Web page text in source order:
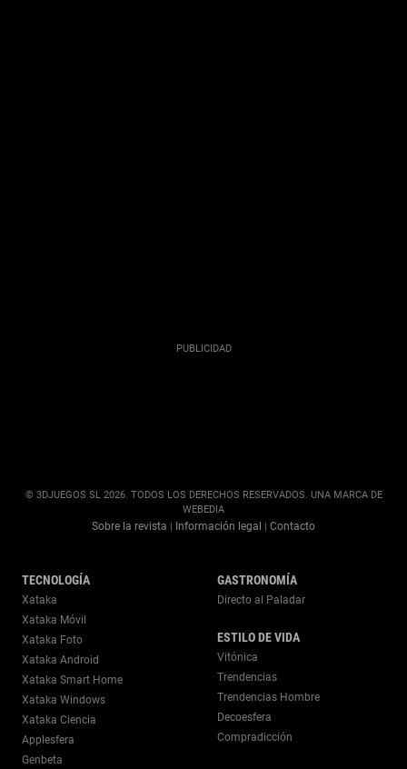
© 3DJUEGOS SL 2026. TODOS LOS DERECHOS RESERVADOS. UNA MARCA DE
WEBEDIA
Sobre la revista | Información legal | Contacto
TECNOLOGÍA
Xataka
Xataka Móvil
Xataka Foto
Xataka Android
Xataka Smart Home
Xataka Windows
Xataka Ciencia
Applesfera
Genbeta
GASTRONOMÍA
Directo al Paladar
ESTILO DE VIDA
Vitónica
Trendencias
Trendencias Hombre
Decoesfera
Compradicción